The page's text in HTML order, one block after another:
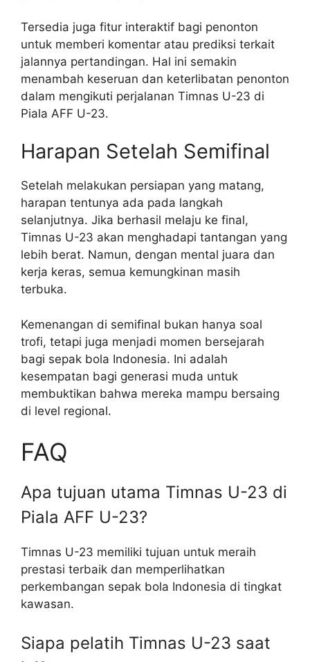
Tersedia juga fitur interaktif bagi penonton
untuk memberi komentar atau prediksi terkait
jalannya pertandingan. Hal ini semakin
menambah keseruan dan keterlibatan penonton
dalam mengikuti perjalanan Timnas U-23 di
Piala AFF U-23.
Harapan Setelah Semifinal
Setelah melakukan persiapan yang matang,
harapan tentunya ada pada langkah
selanjutnya. Jika berhasil melaju ke final,
Timnas U-23 akan menghadapi tantangan yang
lebih berat. Namun, dengan mental juara dan
kerja keras, semua kemungkinan masih
terbuka.
Kemenangan di semifinal bukan hanya soal
trofi, tetapi juga menjadi momen bersejarah
bagi sepak bola Indonesia. Ini adalah
kesempatan bagi generasi muda untuk
membuktikan bahwa mereka mampu bersaing
di level regional.
FAQ
Apa tujuan utama Timnas U-23 di
Piala AFF U-23?
Timnas U-23 memiliki tujuan untuk meraih
prestasi terbaik dan memperlihatkan
perkembangan sepak bola Indonesia di tingkat
kawasan.
Siapa pelatih Timnas U-23 saat